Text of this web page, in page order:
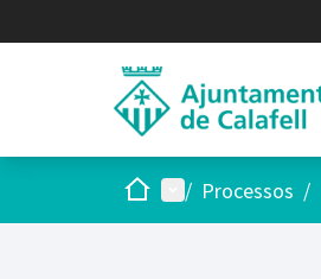
Inici Menú principal
/ Processos /